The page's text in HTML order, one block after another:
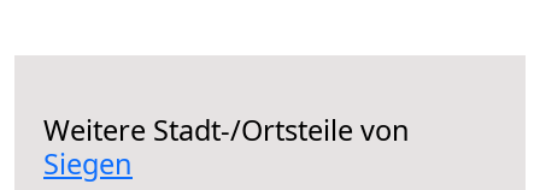
Weitere Stadt-/Ortsteile von
Siegen